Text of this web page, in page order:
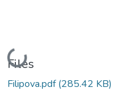
Loading...
Files
Filipova.pdf(285.42 KB)